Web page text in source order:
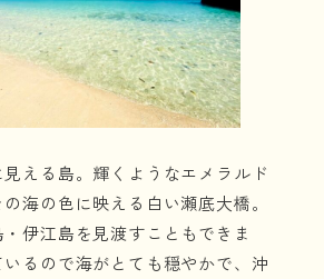
える島。輝くようなエメラルド
海の色に映える白い瀬底大橋。
伊江島を見渡すこともできま
るので海がとても穏やかで、沖